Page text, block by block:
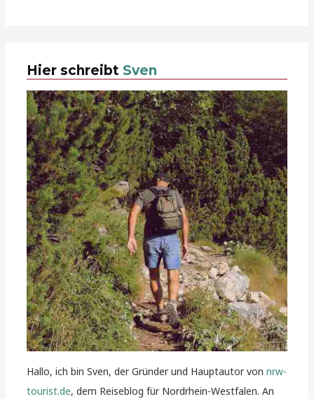
Hier schreibt Sven
Hallo, ich bin Sven, der Gründer und Hauptautor vonnrw-
tourist.de, dem Reiseblog für Nordrhein-Westfalen. An